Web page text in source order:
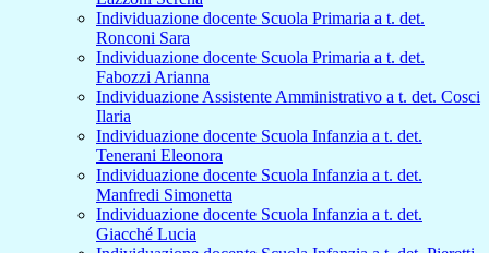
Individuazione docente Scuola Primaria a t. det.
Ronconi Sara
Individuazione docente Scuola Primaria a t. det.
Fabozzi Arianna
Individuazione Assistente Amministrativo a t. det. Cosci
Ilaria
Individuazione docente Scuola Infanzia a t. det.
Tenerani Eleonora
Individuazione docente Scuola Infanzia a t. det.
Manfredi Simonetta
Individuazione docente Scuola Infanzia a t. det.
Giacché Lucia